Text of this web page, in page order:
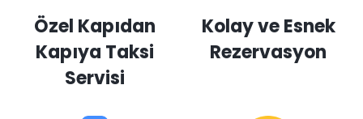
Özel Kapıdan
Kapıya Taksi
Servisi
Kolay ve Esnek
Rezervasyon